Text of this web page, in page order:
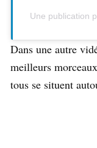
Dans une autre
meilleurs
tous se situent